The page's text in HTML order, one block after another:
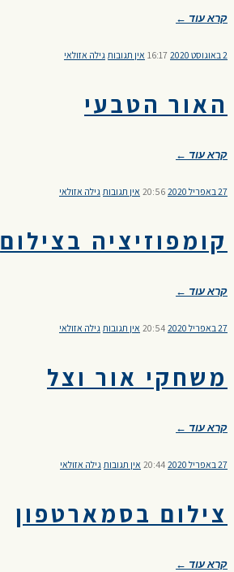
קרא עוד ←
2 באוגוסט 2020 16:17 אין תגובות גילה אזולאי
האור הטבעי
קרא עוד ←
27 באפריל 2020 20:56 אין תגובות גילה אזולאי
קומפוזיציה בצילום
קרא עוד ←
27 באפריל 2020 20:54 אין תגובות גילה אזולאי
משחקי אור וצל
קרא עוד ←
27 באפריל 2020 20:44 אין תגובות גילה אזולאי
צילום בסמארטפון
קרא עוד ←